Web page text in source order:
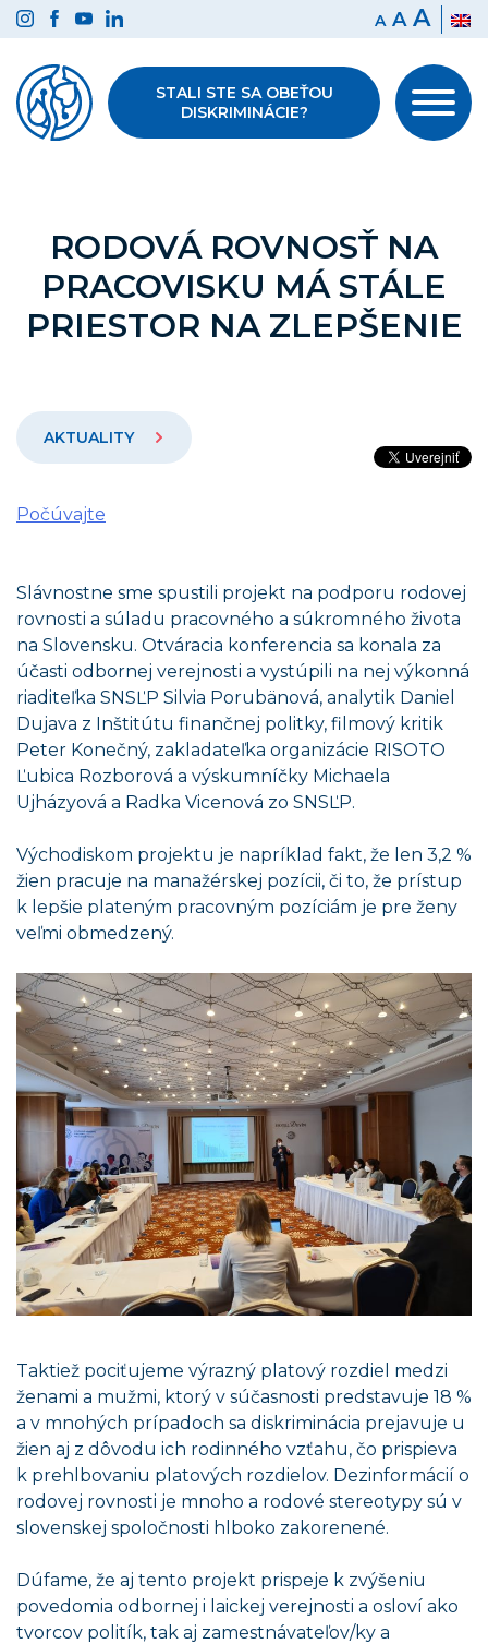
Preskočiť
na
obsah
A A A
STALI STE SA OBEŤOU
DISKRIMINÁCIE?
RODOVÁ ROVNOSŤ NA
PRACOVISKU MÁ STÁLE
PRIESTOR NA ZLEPŠENIE
AKTUALITY
Počúvajte
Slávnostne sme spustili projekt na podporu rodovej
rovnosti a súladu pracovného a súkromného života
na Slovensku. Otváracia konferencia sa konala za
účasti odbornej verejnosti a vystúpili na nej výkonná
riaditeľka SNSĽP Silvia Porubänová, analytik Daniel
Dujava z Inštitútu finančnej politky, filmový kritik
Peter Konečný, zakladateľka organizácie RISOTO
Ľubica Rozborová a výskumníčky Michaela
Ujházyová a Radka Vicenová zo SNSĽP.
Východiskom projektu je napríklad fakt, že len 3,2 %
žien pracuje na manažérskej pozícii, či to, že prístup
k lepšie plateným pracovným pozíciám je pre ženy
veľmi obmedzený.
Taktiež pociťujeme výrazný platový rozdiel medzi
ženami a mužmi, ktorý v súčasnosti predstavuje 18 %
a v mnohých prípadoch sa diskriminácia prejavuje u
žien aj z dôvodu ich rodinného vzťahu, čo prispieva
k prehlbovaniu platových rozdielov. Dezinformácií o
rodovej rovnosti je mnoho a rodové stereotypy sú v
slovenskej spoločnosti hlboko zakorenené.
Dúfame, že aj tento projekt prispeje k zvýšeniu
povedomia odbornej i laickej verejnosti a osloví ako
tvorcov politík, tak aj zamestnávateľov/ky a